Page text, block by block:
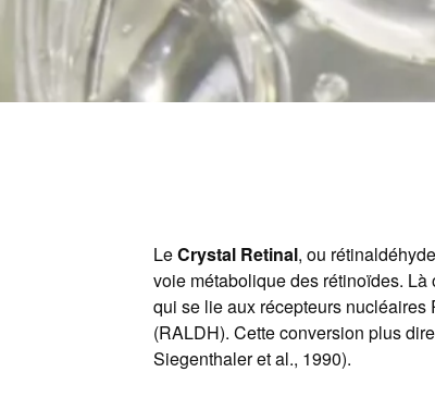
LeCrystal Retinal, ou
voie métabolique des rétinoïdes.
qui se lie aux récepteurs
(RALDH). Cette conversion plus
Siegenthaler et al., 1990).